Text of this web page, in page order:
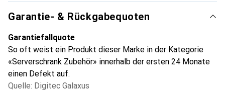
Garantie- & Rückgabequoten
Garantiefallquote
So oft weist ein Produkt dieser Marke in der Kategorie
«Serverschrank Zubehör» innerhalb der ersten 24 Monate
einen Defekt auf.
Quelle: Digitec Galaxus